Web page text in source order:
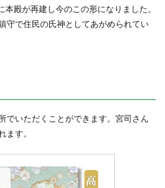
殿が再建し今のこの形になりました。
守で住民の氏神としてあがめられてい
でいただくことができます。宮司さん
ます。